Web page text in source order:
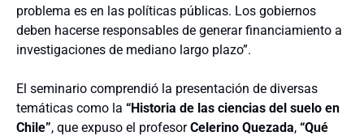
problema es en las políticas públicas. Los gobiernos
deben hacerse responsables de generar financiamiento a
investigaciones de mediano largo plazo”.
El seminario comprendió la presentación de diversas
temáticas como la “Historia de las ciencias del suelo en
Chile”, que expuso el profesorCelerino Quezada, “Qué